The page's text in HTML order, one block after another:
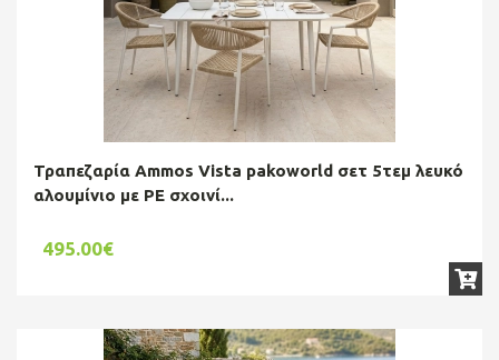
Τραπεζαρία Ammos Vista pakoworld σετ 5τεμ λευκό
αλουμίνιο με PE σχοινί...
495.00€